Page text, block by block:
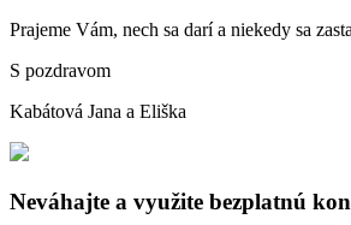
Prajeme Vám, nech sa darí a niekedy sa
S pozdravom
Kabátová Jana a Eliška
Neváhajte a využite bezplatnú